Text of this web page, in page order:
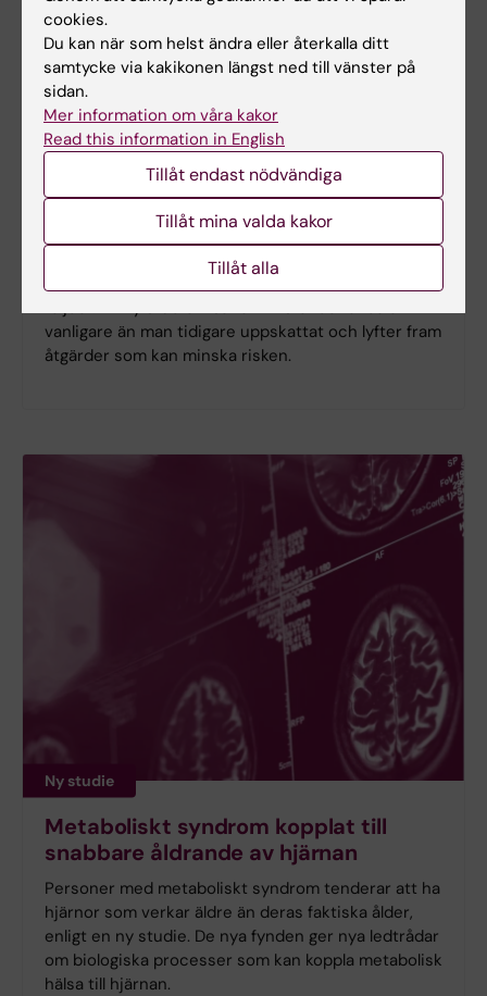
Ny studie
Spädbarnskollaps ovanligt men kan
få allvarliga konsekvenser
Plötslig oväntad spädbarnskollaps under den första
levnadsveckan är ovanligt, men kan få allvarliga
följder. En ny studie visar att tillståndet ändå är
vanligare än man tidigare uppskattat och lyfter fram
åtgärder som kan minska risken.
Ny studie
Metaboliskt syndrom kopplat till
snabbare åldrande av hjärnan
Personer med metaboliskt syndrom tenderar att ha
hjärnor som verkar äldre än deras faktiska ålder,
enligt en ny studie. De nya fynden ger nya ledtrådar
om biologiska processer som kan koppla metabolisk
hälsa till hjärnan.
cookies.
Du kan när som helst ändra eller återkalla ditt
samtycke via kakikonen längst ned till vänster på
sidan.
Mer information om våra kakor
Read this information in English
Tillåt endast nödvändiga
Tillåt mina valda kakor
Tillåt alla